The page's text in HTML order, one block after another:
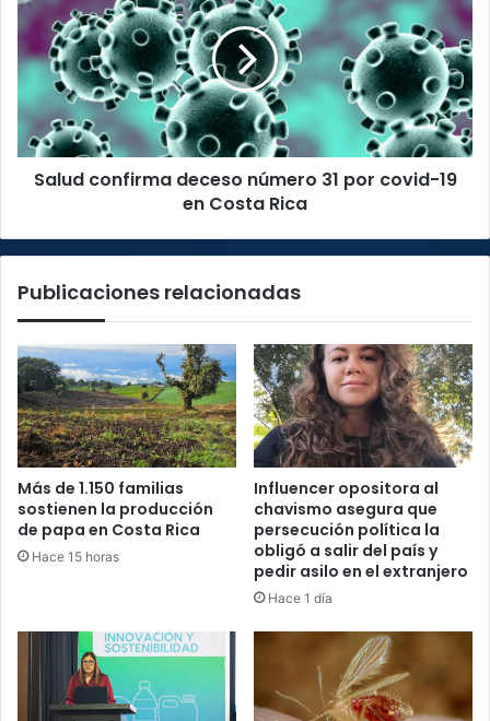
deceso
número
31
por
covid-
en
Costa
Salud confirma deceso número 31 por covid-19
en Costa Rica
Publicaciones relacionadas
Más de 1.150 familias
sostienen la producción
de papa en Costa Rica
Hace 15 horas
Influencer opositora al
chavismo asegura que
persecución política la
obligó a salir del país y
pedir asilo en el extranjero
Hace 1 día